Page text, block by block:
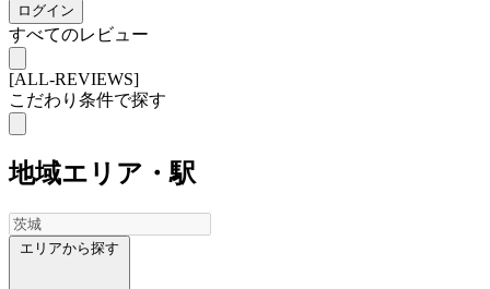
ログイン
すべてのレビュー
[ALL-REVIEWS]
こだわり条件で探す
地域エリア・駅
エリアから探す